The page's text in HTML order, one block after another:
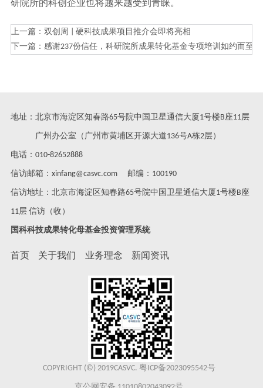
研院所的科创企业也将越来越受到青睐。
上一篇： 双创周 | 硬科技成果项目推介会即将亮相
下一篇： 感谢237份信任，科研院所成果转化基金专项培训如约而至
地址：北京市海淀区知春路65号院中国卫星通信大厦1号楼B座11层
广州办公室（广州市黄埔区开源大道136号A栋2层）
电话：010-82652888
信访邮箱：xinfang@casvc.com 邮编：100190
信访地址：北京市海淀区知春路65号院中国卫星通信大厦1号楼B座
11层 信访（收）
国科科技成果转化母基金投资管理系统
首页 关于我们 业务理念 新闻资讯
COPYRIGHT (©) 2019CASVC. 粤ICP备2023095542号